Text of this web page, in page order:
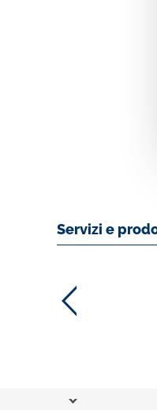
Servizi e